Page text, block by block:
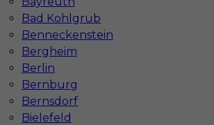
Bad Kohlgrub
Benneckenstein
Bergheim
Berlin
Bernburg
Bernsdorf
Bielefeld
Katowicach
Lublinie
Częstochowie
Najpopularniejsze miejscowości w